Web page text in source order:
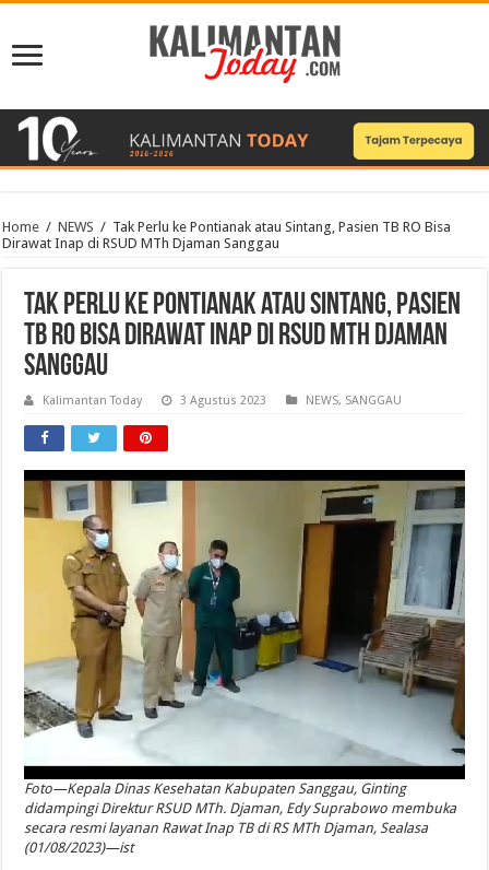
Home / NEWS / Tak Perlu ke Pontianak atau Sintang, Pasien TB RO Bisa
Dirawat Inap di RSUD MTh Djaman Sanggau
Tak Perlu ke Pontianak atau Sintang, Pasien
TB RO Bisa Dirawat Inap di RSUD MTh Djaman
Sanggau
Kalimantan Today 3 Agustus 2023 NEWS, SANGGAU
Foto—Kepala Dinas Kesehatan Kabupaten Sanggau, Ginting
didampingi Direktur RSUD MTh. Djaman, Edy Suprabowo membuka
secara resmi layanan Rawat Inap TB di RS MTh Djaman, Sealasa
(01/08/2023)—ist